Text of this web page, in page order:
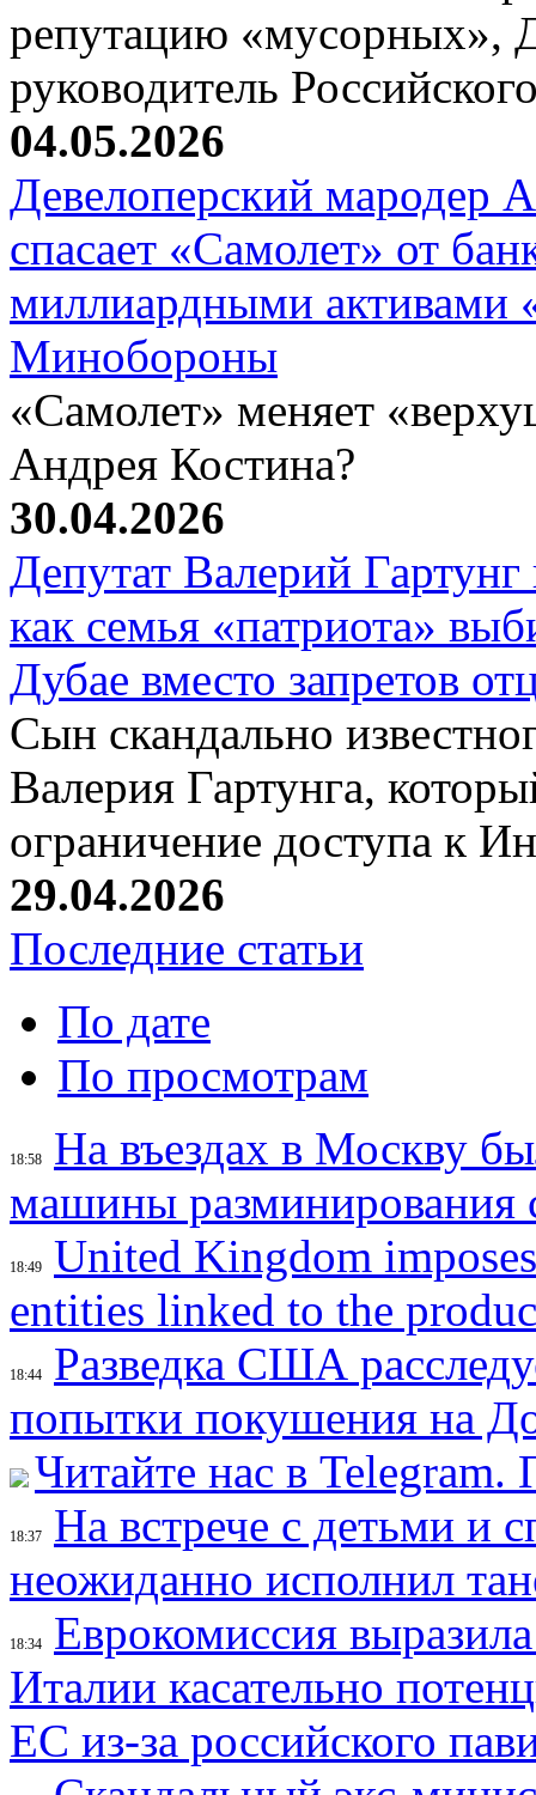
репутацию «мусорных»,
руководитель
04.05.2026
Девелоперский мародер
спасает «Самолет» от
миллиардными активами
Минобороны
«Самолет» меняет
Андрея Костина?
30.04.2026
Депутат Валерий
как семья «патриота»
Дубае вместо запретов
Сын скандально
Валерия Гартунга,
ограничение доступа к
29.04.2026
Последние статьи
По дате
По просмотрам
18:58
На въездах в Москву
машины разминирования
18:49
United Kingdom
entities linked to the
18:44
Разведка США
попытки покушения на
Читайте нас в
18:37
На встрече с детьми и
неожиданно исполнил
18:34
Еврокомиссия
Италии касательно
ЕС из-за российского